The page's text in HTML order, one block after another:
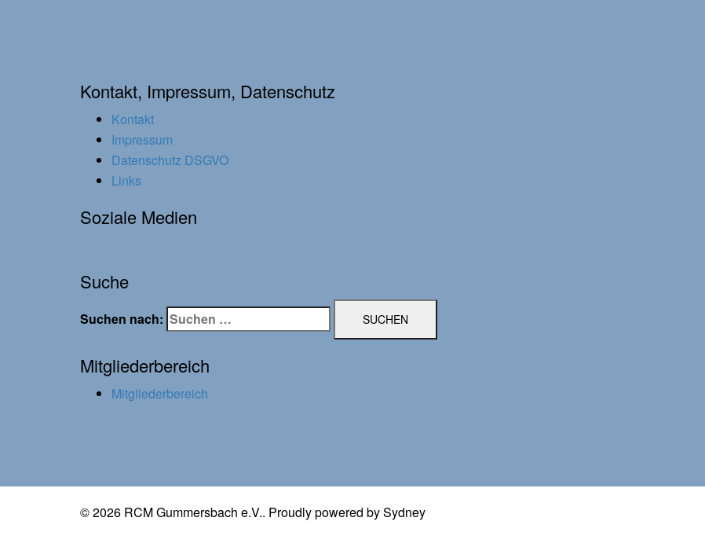
Kontakt, Impressum, Datenschutz
Kontakt
Impressum
Datenschutz DSGVO
Links
Soziale Medien
Suche
Suchen nach:
Mitgliederbereich
Mitgliederbereich
© 2026 RCM Gummersbach e.V.. Proudly powered bySydney